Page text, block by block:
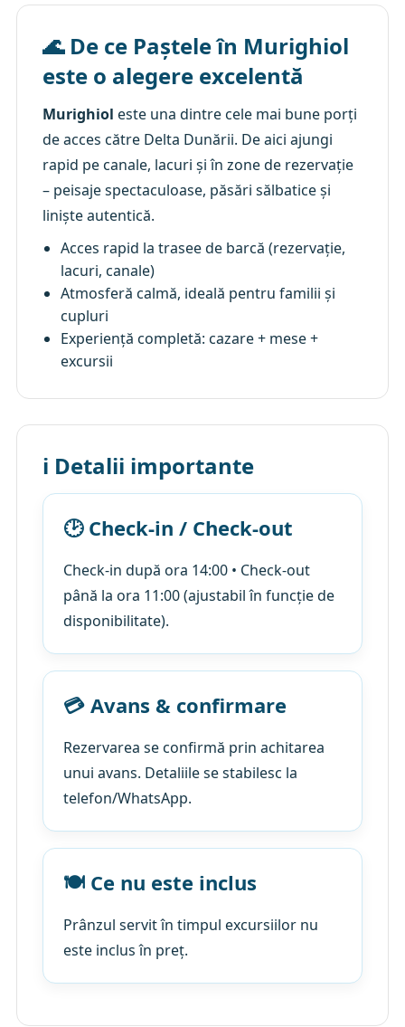
🌊 De ce Paștele în Murighiol
este o alegere excelentă
Murighiol este una dintre cele mai bune porți
de acces către Delta Dunării. De aici ajungi
rapid pe canale, lacuri și în zone de rezervație
– peisaje spectaculoase, păsări sălbatice și
liniște autentică.
Acces rapid la trasee de barcă (rezervație,
lacuri, canale)
Atmosferă calmă, ideală pentru familii și
cupluri
Experiență completă: cazare + mese +
excursii
ℹ️ Detalii importante
🕑 Check-in / Check-out
Check-in după ora 14:00 • Check-out
până la ora 11:00 (ajustabil în funcție de
disponibilitate).
💳 Avans & confirmare
Rezervarea se confirmă prin achitarea
unui avans. Detaliile se stabilesc la
telefon/WhatsApp.
🍽 Ce nu este inclus
Prânzul servit în timpul excursiilor nu
este inclus în preț.